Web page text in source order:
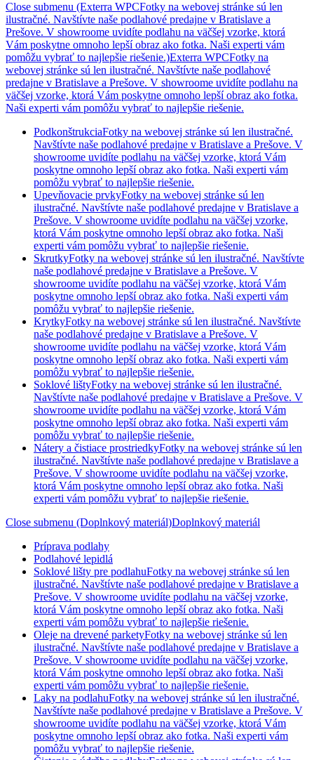
Close submenu (Exterra WPCFotky na webovej stránke sú len
ilustračné. Navštívte naše podlahové predajne v Bratislave a
Prešove. V showroome uvidíte podlahu na väčšej vzorke, ktorá
Vám poskytne omnoho lepší obraz ako fotka. Naši experti vám
pomôžu vybrať to najlepšie riešenie.)Exterra WPCFotky na
webovej stránke sú len ilustračné. Navštívte naše podlahové
predajne v Bratislave a Prešove. V showroome uvidíte podlahu na
väčšej vzorke, ktorá Vám poskytne omnoho lepší obraz ako fotka.
Naši experti vám pomôžu vybrať to najlepšie riešenie.
PodkonštrukciaFotky na webovej stránke sú len ilustračné.
Navštívte naše podlahové predajne v Bratislave a Prešove. V
showroome uvidíte podlahu na väčšej vzorke, ktorá Vám
poskytne omnoho lepší obraz ako fotka. Naši experti vám
pomôžu vybrať to najlepšie riešenie.
Upevňovacie prvkyFotky na webovej stránke sú len
ilustračné. Navštívte naše podlahové predajne v Bratislave a
Prešove. V showroome uvidíte podlahu na väčšej vzorke,
ktorá Vám poskytne omnoho lepší obraz ako fotka. Naši
experti vám pomôžu vybrať to najlepšie riešenie.
SkrutkyFotky na webovej stránke sú len ilustračné. Navštívte
naše podlahové predajne v Bratislave a Prešove. V
showroome uvidíte podlahu na väčšej vzorke, ktorá Vám
poskytne omnoho lepší obraz ako fotka. Naši experti vám
pomôžu vybrať to najlepšie riešenie.
KrytkyFotky na webovej stránke sú len ilustračné. Navštívte
naše podlahové predajne v Bratislave a Prešove. V
showroome uvidíte podlahu na väčšej vzorke, ktorá Vám
poskytne omnoho lepší obraz ako fotka. Naši experti vám
pomôžu vybrať to najlepšie riešenie.
Soklové lištyFotky na webovej stránke sú len ilustračné.
Navštívte naše podlahové predajne v Bratislave a Prešove. V
showroome uvidíte podlahu na väčšej vzorke, ktorá Vám
poskytne omnoho lepší obraz ako fotka. Naši experti vám
pomôžu vybrať to najlepšie riešenie.
Nátery a čistiace prostriedkyFotky na webovej stránke sú len
ilustračné. Navštívte naše podlahové predajne v Bratislave a
Prešove. V showroome uvidíte podlahu na väčšej vzorke,
ktorá Vám poskytne omnoho lepší obraz ako fotka. Naši
experti vám pomôžu vybrať to najlepšie riešenie.
Close submenu (Doplnkový materiál)Doplnkový materiál
Príprava podlahy
Podlahové lepidlá
Soklové lišty pre podlahuFotky na webovej stránke sú len
ilustračné. Navštívte naše podlahové predajne v Bratislave a
Prešove. V showroome uvidíte podlahu na väčšej vzorke,
ktorá Vám poskytne omnoho lepší obraz ako fotka. Naši
experti vám pomôžu vybrať to najlepšie riešenie.
Oleje na drevené parketyFotky na webovej stránke sú len
ilustračné. Navštívte naše podlahové predajne v Bratislave a
Prešove. V showroome uvidíte podlahu na väčšej vzorke,
ktorá Vám poskytne omnoho lepší obraz ako fotka. Naši
experti vám pomôžu vybrať to najlepšie riešenie.
Laky na podlahuFotky na webovej stránke sú len ilustračné.
Navštívte naše podlahové predajne v Bratislave a Prešove. V
showroome uvidíte podlahu na väčšej vzorke, ktorá Vám
poskytne omnoho lepší obraz ako fotka. Naši experti vám
pomôžu vybrať to najlepšie riešenie.